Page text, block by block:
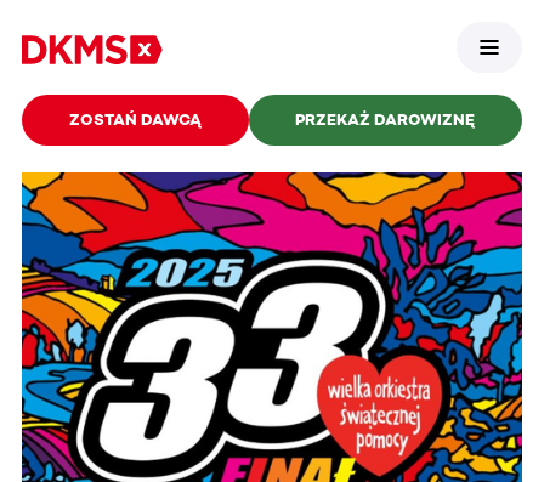
ZOSTAŃ DAWCĄ PRZEKAŻ DAROWIZNĘ